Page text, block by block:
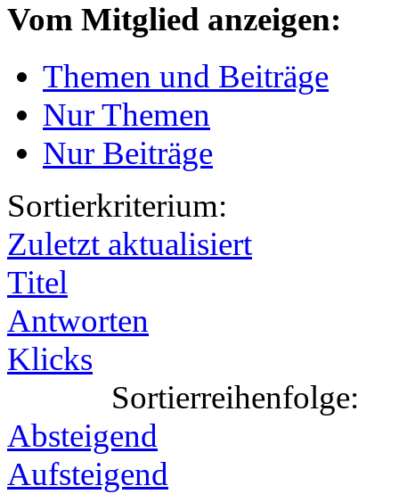
Vom Mitglied anzeigen:
Themen und Beiträge
Nur Themen
Nur Beiträge
Sortierkriterium:
Zuletzt aktualisiert
Titel
Antworten
Klicks
Sortierreihenfolge:
Absteigend
Aufsteigend